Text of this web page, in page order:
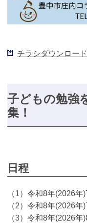
チラシダウンロー
子どもの勉強
集！
日程
（1）令和8年(2026
（2）令和8年(2026
（3）令和8年(2026